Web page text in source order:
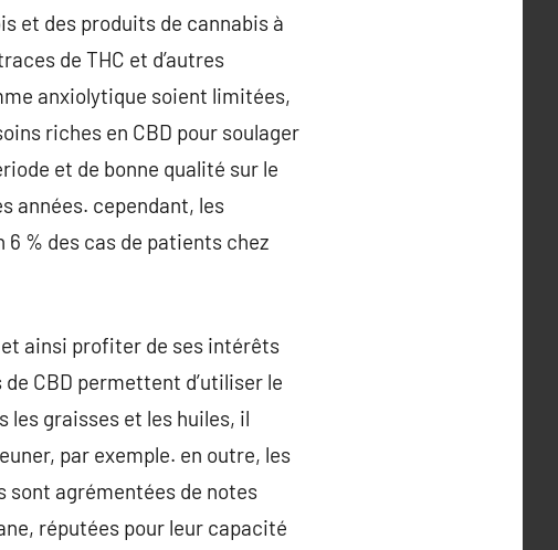
et des produits de cannabis à
de THC et d’autres
anxiolytique soient limitées,
riches en CBD pour soulager
et de bonne qualité sur le
années. cependant, les
6 % des cas de patients chez
ainsi profiter de ses intérêts
CBD permettent d’utiliser le
les graisses et les huiles, il
par exemple. en outre, les
sont agrémentées de notes
réputées pour leur capacité